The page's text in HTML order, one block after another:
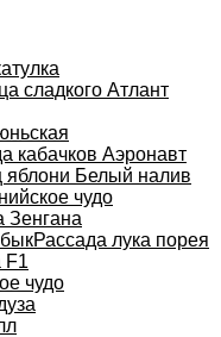
сладкого Атлант
кабачков Аэронавт
Белый налив
чудо
Зенгана
Рассада лука порея
F1
чудо